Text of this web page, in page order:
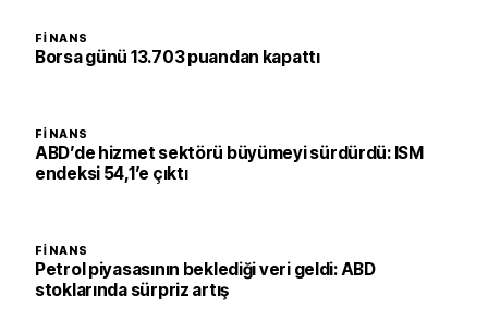
FINANS
Borsa günü 13.703 puandan kapattı
FINANS
ABD’de hizmet sektörü büyümeyi sürdürdü: ISM
endeksi 54,1’e çıktı
FINANS
Petrol piyasasının beklediği veri geldi: ABD
stoklarında sürpriz artış